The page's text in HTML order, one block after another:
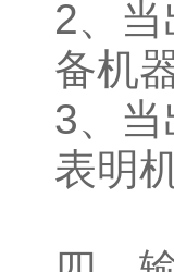
2、
备机
3、
表明